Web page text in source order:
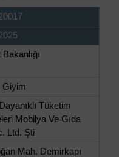
Giyim
Tüketim
Mobilya Ve Gıda
Ltd. Şti
Mah. Demirkapı